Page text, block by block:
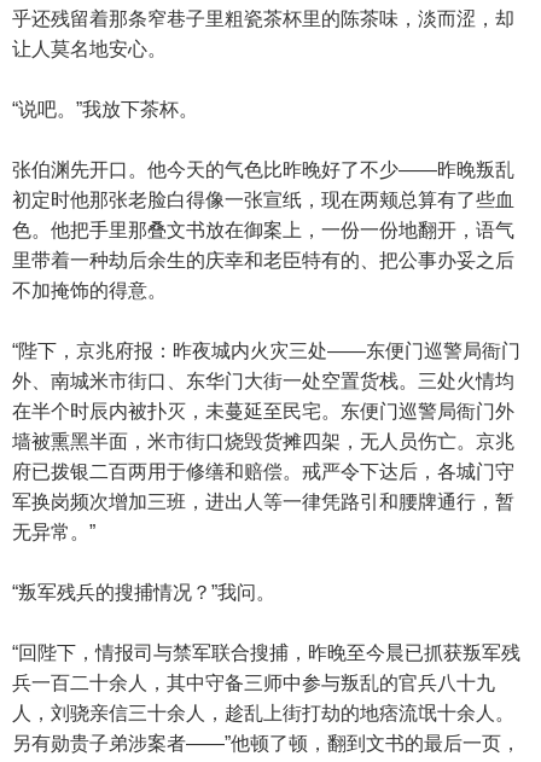
乎还残留着那条窄巷子里粗瓷茶杯里的陈茶味，淡而涩，却
让人莫名地安心。
“说吧。”我放下茶杯。
张伯渊先开口。他今天的气色比昨晚好了不少——昨晚叛乱
初定时他那张老脸白得像一张宣纸，现在两颊总算有了些血
色。他把手里那叠文书放在御案上，一份一份地翻开，语气
里带着一种劫后余生的庆幸和老臣特有的、把公事办妥之后
不加掩饰的得意。
“陛下，京兆府报：昨夜城内火灾三处——东便门巡警局衙门
外、南城米市街口、东华门大街一处空置货栈。三处火情均
在半个时辰内被扑灭，未蔓延至民宅。东便门巡警局衙门外
墙被熏黑半面，米市街口烧毁货摊四架，无人员伤亡。京兆
府已拨银二百两用于修缮和赔偿。戒严令下达后，各城门守
军换岗频次增加三班，进出人等一律凭路引和腰牌通行，暂
无异常。”
“叛军残兵的搜捕情况？”我问。
“回陛下，情报司与禁军联合搜捕，昨晚至今晨已抓获叛军残
兵一百二十余人，其中守备三师中参与叛乱的官兵八十九
人，刘骁亲信三十余人，趁乱上街打劫的地痞流氓十余人。
另有勋贵子弟涉案者——”他顿了顿，翻到文书的最后一页，